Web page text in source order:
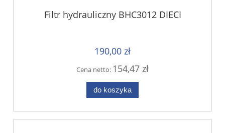
Filtr hydrauliczny BHC3012 DIECI
190,00 zł
Cena netto: 154,47 zł
do koszyka